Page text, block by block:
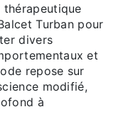
thérapeutique
Turban pour
divers
et
repose sur
modifié,
à